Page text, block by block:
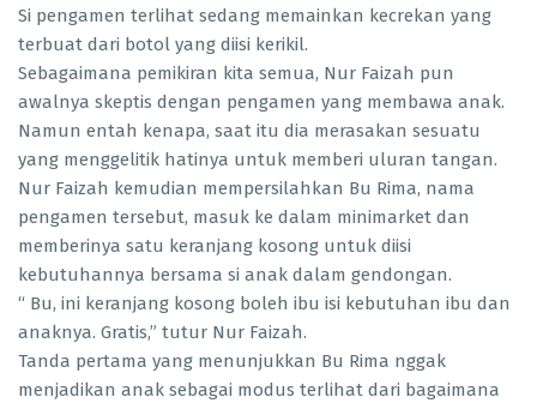
Si pengamen terlihat sedang memainkan kecrekan yang
terbuat dari botol yang diisi kerikil.
Sebagaimana pemikiran kita semua, Nur Faizah pun
awalnya skeptis dengan pengamen yang membawa anak.
Namun entah kenapa, saat itu dia merasakan sesuatu
yang menggelitik hatinya untuk memberi uluran tangan.
Nur Faizah kemudian mempersilahkan Bu Rima, nama
pengamen tersebut, masuk ke dalam minimarket dan
memberinya satu keranjang kosong untuk diisi
kebutuhannya bersama si anak dalam gendongan.
“ Bu, ini keranjang kosong boleh ibu isi kebutuhan ibu dan
anaknya. Gratis,” tutur Nur Faizah.
Tanda pertama yang menunjukkan Bu Rima nggak
menjadikan anak sebagai modus terlihat dari bagaimana